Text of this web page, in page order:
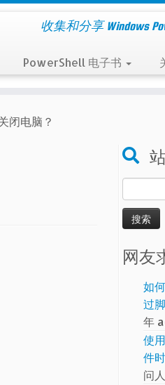
收集和分享 Windows
PowerShell 电子书
闭电脑？
索：
网友
如
过
年
使
件
问